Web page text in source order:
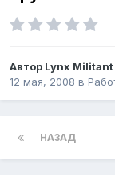
Автор Lynx Militant
12 мая, 2008 в
НАЗАД